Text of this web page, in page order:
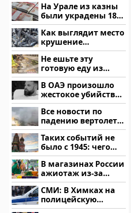
На Урале из казны
были украдены 18
миллионов рублей
Как выглядит место
крушение
вертолета на
Кавказе: смотреть
Не ешьте эту
готовую еду из
магазина: список
В ОАЭ произошло
жестокое убийство
криптомиллионера
Все новости по
падению вертолета
на Кавказе: читать
здесь
Таких событий не
было с 1945: чего
ждать всем нам?
В магазинах России
ажиотаж из-за
этого продукта: что
купить?
СМИ: В Химках на
полицейскую
машину напали и